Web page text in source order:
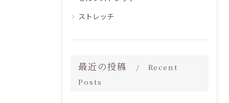
ストレッチ
最近の投稿
Recent
Posts